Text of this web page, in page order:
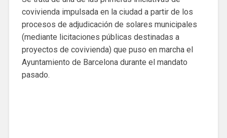
covivienda impulsada en la ciudad a partir de los
procesos de adjudicación de solares municipales
(mediante licitaciones públicas destinadas a
proyectos de covivienda) que puso en marcha el
Ayuntamiento de Barcelona durante el mandato
pasado.